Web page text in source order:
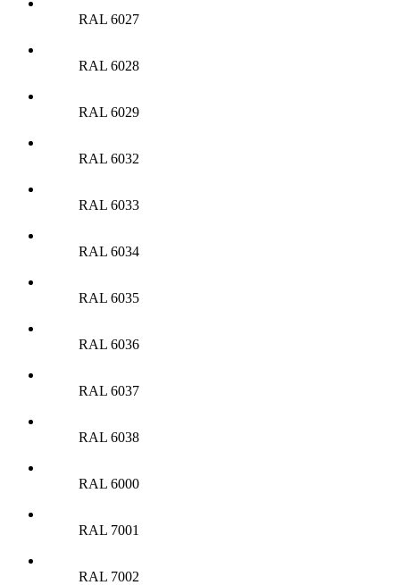
RAL 6027
RAL 6028
RAL 6029
RAL 6032
RAL 6033
RAL 6034
RAL 6035
RAL 6036
RAL 6037
RAL 6038
RAL 6000
RAL 7001
RAL 7002